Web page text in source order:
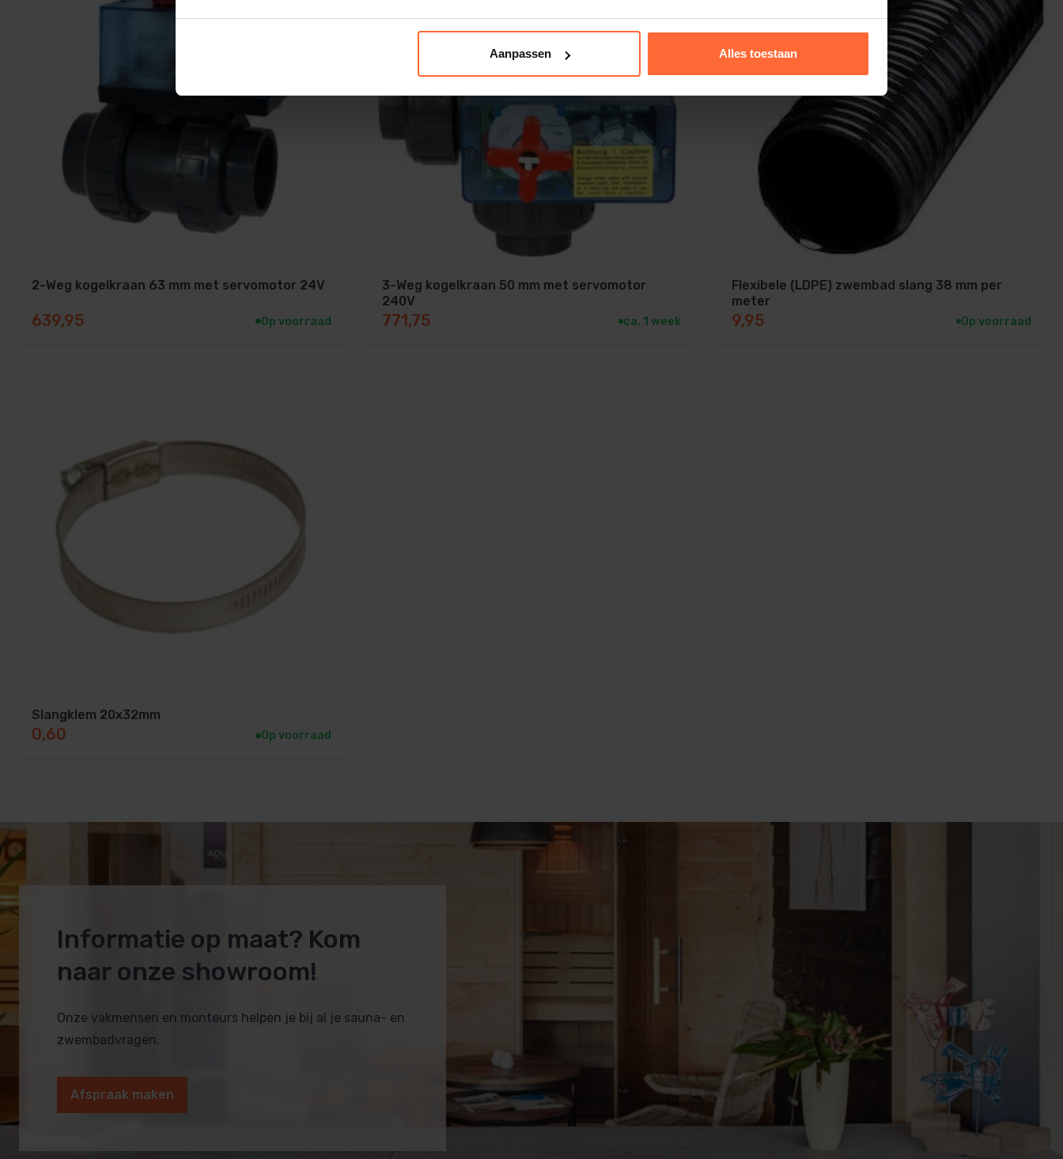
Aanpassen Alles toestaan
2-Weg kogelkraan 63 mm met servomotor 24V
639,95 Op voorraad
3-Weg kogelkraan 50 mm met servomotor
240V
771,75 ca. 1 week
Flexibele (LDPE) zwembad slang 38 mm per
meter
9,95 Op voorraad
Slangklem 20x32mm
0,60 Op voorraad
Informatie op maat? Kom
naar onze showroom!
Onze vakmensen en monteurs helpen je bij al je sauna- en
zwembadvragen.
Afspraak maken